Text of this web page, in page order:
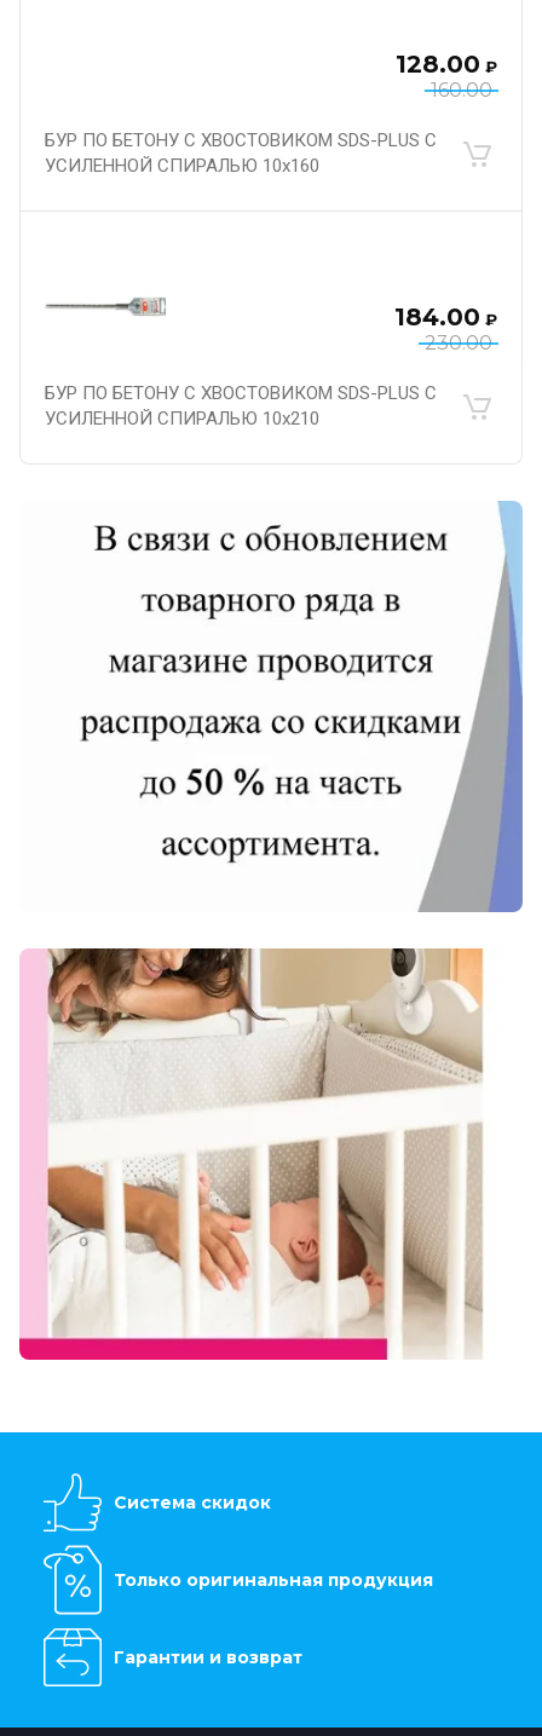
160.00
128.00 ₽
БУР ПО БЕТОНУ С ХВОСТОВИКОМ SDS-PLUS С
УСИЛЕННОЙ СПИРАЛЬЮ 10х160
230.00
184.00 ₽
БУР ПО БЕТОНУ С ХВОСТОВИКОМ SDS-PLUS С
УСИЛЕННОЙ СПИРАЛЬЮ 10х210
Система скидок
Только оригинальная продукция
Гарантии и возврат